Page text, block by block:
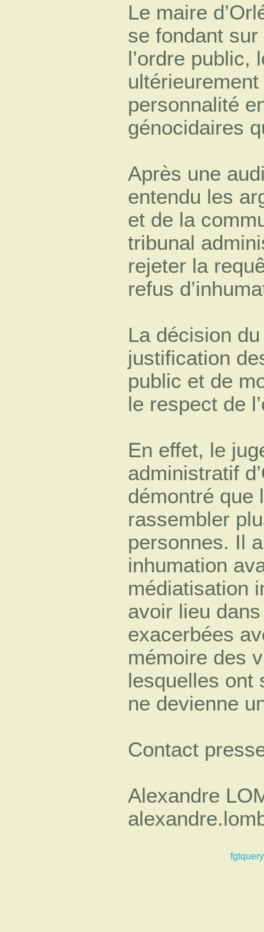
Le maire
se fondant
l’ordre public,
personnalité
génocidaires
Après une
entendu les
et de la
tribunal
rejeter la
refus
La décision
justification
public et de
le respect de
En effet, le
administratif
démontré que
rassembler
personnes. Il
inhumation
médiatisation
avoir lieu
exacerbées
mémoire des
lesquelles ont
ne devienne
Contact
Alexandre